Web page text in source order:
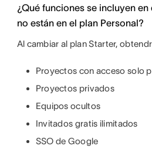
¿Qué funciones se incluyen
no están en el plan Personal?
Al cambiar al plan Starter,
Proyectos con acceso solo
Proyectos privados
Equipos ocultos
Invitados gratis ilimitados
SSO de Google